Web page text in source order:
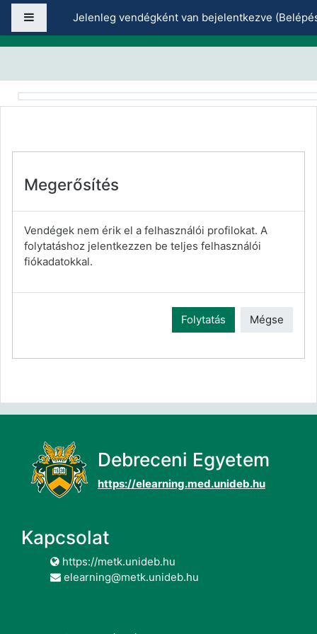
Tovább a fő tartalomhoz
OldalpanelJelenleg vendégként van bejelentkezve (
Megerősítés
Vendégek nem érik el a felhasználói profilokat. A
folytatáshoz jelentkezzen be teljes felhasználói
fiókadatokkal.
Folytatás Mégse
Debreceni Egyetem
https://elearning.med.unideb.hu
Kapcsolat
https://metk.unideb.hu
elearning@metk.unideb.hu